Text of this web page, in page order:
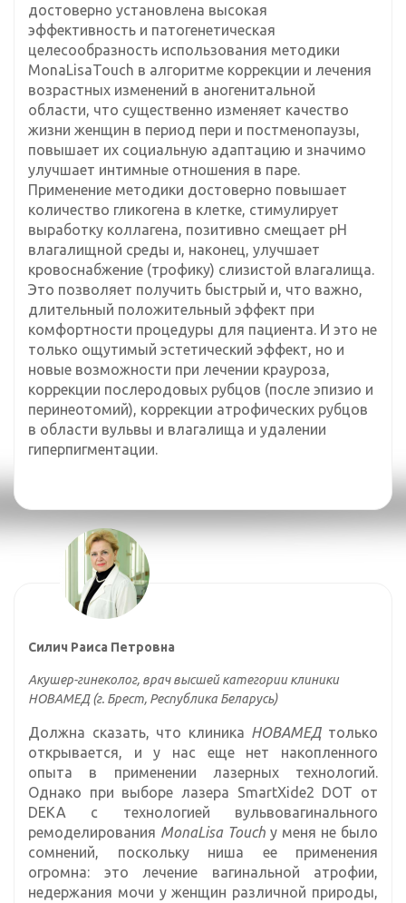
достоверно установлена высокая
эффективность и патогенетическая
целесообразность использования методики
MonaLisaTouch в алгоритме коррекции и лечения
возрастных изменений в аногенитальной
области, что существенно изменяет качество
жизни женщин в период пери и постменопаузы,
повышает их социальную адаптацию и значимо
улучшает интимные отношения в паре.
Применение методики достоверно повышает
количество гликогена в клетке, стимулирует
выработку коллагена, позитивно смещает рН
влагалищной среды и, наконец, улучшает
кровоснабжение (трофику) слизистой влагалища.
Это позволяет получить быстрый и, что важно,
длительный положительный эффект при
комфортности процедуры для пациента. И это не
только ощутимый эстетический эффект, но и
новые возможности при лечении крауроза,
коррекции послеродовых рубцов (после эпизио и
перинеотомий), коррекции атрофических рубцов
в области вульвы и влагалища и удалении
гиперпигментации.
Силич Раиса Петровна
Акушер-гинеколог, врач высшей категории клиники
НОВАМЕД (г. Брест, Республика Беларусь)
Должна сказать, что клиника НОВАМЕДтолько
открывается, и у нас еще нет накопленного
опыта в применении лазерных технологий.
Однако при выборе лазера SmartXide2 DOT от
DEKA с технологией вульвовагинального
ремоделирования MonaLisa Touch у меня не было
сомнений, поскольку ниша ее применения
огромна: это лечение вагинальной атрофии,
недержания мочи у женщин различной природы,